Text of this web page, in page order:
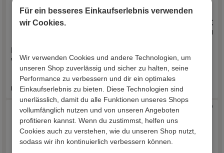
Für ein besseres Einkaufserlebnis verwenden
wir Cookies.
Wir verwenden Cookies und andere Technologien, um
unseren Shop zuverlässig und sicher zu halten, seine
Performance zu verbessern und dir ein optimales
Einkaufserlebnis zu bieten. Diese Technologien sind
unerlässlich, damit du alle Funktionen unseres Shops
vollumfänglich nutzen und von unseren Angeboten
profitieren kannst. Wenn du zustimmst, helfen uns
Cookies auch zu verstehen, wie du unseren Shop nutzt,
sodass wir ihn kontinuierlich verbessern können.
Wohnzimmer Baylee
Lieferzeit 35 - 45 Werktage
439,00 €
Lieferzeit 16 - 21 Werktage